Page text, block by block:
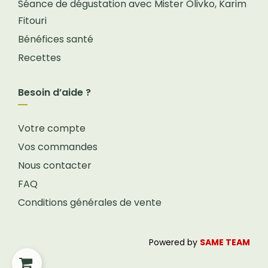
Séance de dégustation avec Mister Olivko, Karim
Fitouri
Bénéfices santé
Recettes
Besoin d’aide ?
Votre compte
Vos commandes
Nous contacter
FAQ
Conditions générales de vente
Powered by SAME TEAM